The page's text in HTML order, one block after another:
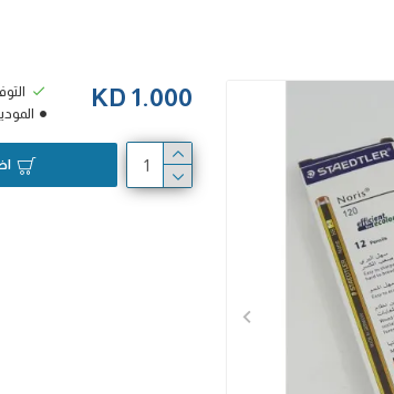
1.000 KD